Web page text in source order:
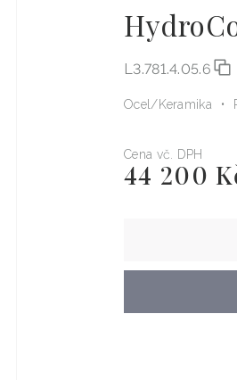
L3.781.4.05.6
Ocel Keramika
Cena vč. DPH
Běžná
44 200